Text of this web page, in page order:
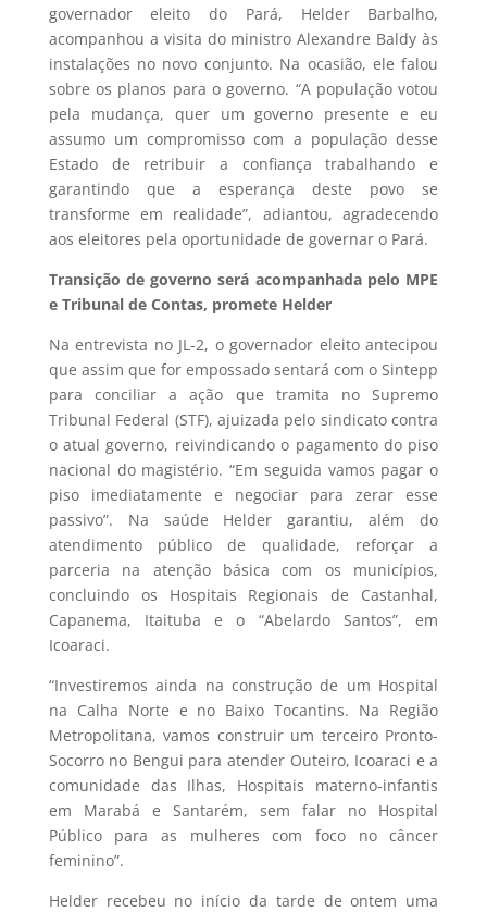
governador eleito do Pará, Helder Barbalho,
acompanhou a visita do ministro Alexandre Baldy às
instalações no novo conjunto. Na ocasião, ele falou
sobre os planos para o governo. “A população votou
pela mudança, quer um governo presente e eu
assumo um compromisso com a população desse
Estado de retribuir a confiança trabalhando e
garantindo que a esperança deste povo se
transforme em realidade”, adiantou, agradecendo
aos eleitores pela oportunidade de governar o Pará.
Transição de governo será acompanhada pelo MPE
e Tribunal de Contas, promete Helder
Na entrevista no JL-2, o governador eleito antecipou
que assim que for empossado sentará com o Sintepp
para conciliar a ação que tramita no Supremo
Tribunal Federal (STF), ajuizada pelo sindicato contra
o atual governo, reivindicando o pagamento do piso
nacional do magistério. “Em seguida vamos pagar o
piso imediatamente e negociar para zerar esse
passivo”. Na saúde Helder garantiu, além do
atendimento público de qualidade, reforçar a
parceria na atenção básica com os municípios,
concluindo os Hospitais Regionais de Castanhal,
Capanema, Itaituba e o “Abelardo Santos”, em
Icoaraci.
“Investiremos ainda na construção de um Hospital
na Calha Norte e no Baixo Tocantins. Na Região
Metropolitana, vamos construir um terceiro Pronto-
Socorro no Bengui para atender Outeiro, Icoaraci e a
comunidade das Ilhas, Hospitais materno-infantis
em Marabá e Santarém, sem falar no Hospital
Público para as mulheres com foco no câncer
feminino”.
Helder recebeu no início da tarde de ontem uma